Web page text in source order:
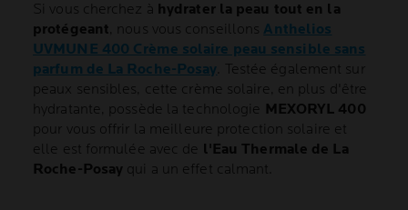
Si vous cherchez à hydrater la peau tout en la
protégeant , nous vous conseillons Anthelios
UVMUNE 400 Crème solaire peau sensible sans
parfum de La Roche-Posay . Testée également sur
peaux sensibles, cette crème solaire, en plus d'être
hydratante, possède la technologie MEXORYL 400
pour vous offrir la meilleure protection solaire et
elle est formulée avec de l'Eau Thermale de La
Roche-Posay qui a un effet calmant.